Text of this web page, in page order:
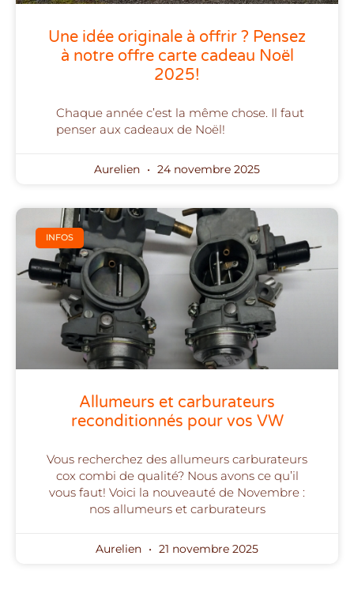
Une idée originale à offrir ? Pensez
à notre offre carte cadeau Noël
2025!
Chaque année c’est la même chose. Il faut
penser aux cadeaux de Noël!
Aurelien 24 novembre 2025
INFOS
Allumeurs et carburateurs
reconditionnés pour vos VW
Vous recherchez des allumeurs carburateurs
cox combi de qualité? Nous avons ce qu’il
vous faut! Voici la nouveauté de Novembre :
nos allumeurs et carburateurs
Aurelien 21 novembre 2025